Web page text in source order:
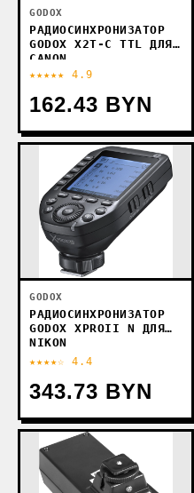
GODOX
РАДИОСИНХРОНИЗАТОР
GODOX X2T-C TTL ДЛЯ
CANON
★★★★★ 4.9
162.43 BYN
GODOX
РАДИОСИНХРОНИЗАТОР
GODOX XPROII N ДЛЯ
NIKON
★★★★☆ 4.4
343.73 BYN